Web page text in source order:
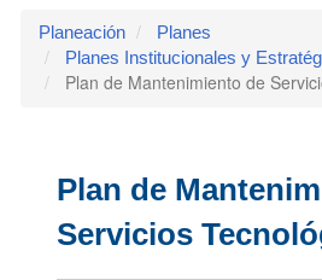
Planeación
Planes
Planes Institucionales y
Plan de Mantenimiento de
Plan de
Servicios